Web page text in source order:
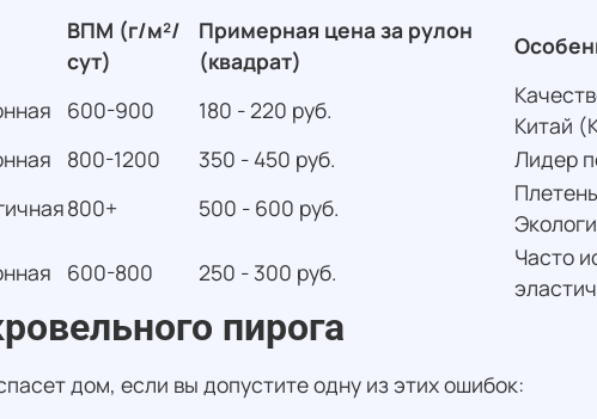
ВПМ (г/м²/
сут)
Примерная цена за рулон
(квадрат)
600-900 180 - 220 руб.
Китай
800-1200 350 - 450 руб.
Лидер
800+ 500 - 600 руб.
600-800 250 - 300 руб.
Часто
пирога
дом, если вы допустите одну из этих ошибок: